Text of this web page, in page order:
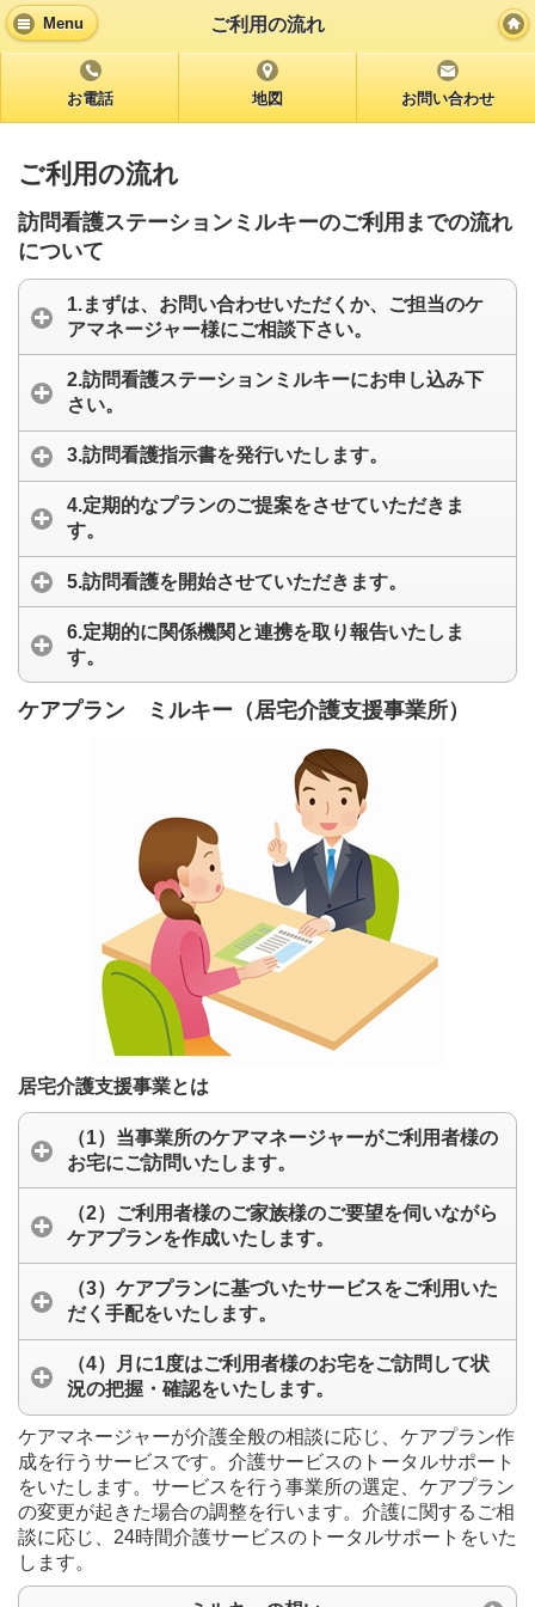
Menu ご利用の流れ
お電話 地図 お問い合わせ
ご利用の流れ
訪問看護ステーションミルキーのご利用までの流れ
について
1.まずは、お問い合わせいただくか、ご担当のケ
アマネージャー様にご相談下さい。
2.訪問看護ステーションミルキーにお申し込み下
さい。
3.訪問看護指示書を発行いたします。
4.定期的なプランのご提案をさせていただきま
す。
5.訪問看護を開始させていただきます。
6.定期的に関係機関と連携を取り報告いたしま
す。
ケアプラン ミルキー（居宅介護支援事業所）
居宅介護支援事業とは
（1）当事業所のケアマネージャーがご利用者様の
お宅にご訪問いたします。
（2）ご利用者様のご家族様のご要望を伺いながら
ケアプランを作成いたします。
（3）ケアプランに基づいたサービスをご利用いた
だく手配をいたします。
（4）月に1度はご利用者様のお宅をご訪問して状
況の把握・確認をいたします。
ケアマネージャーが介護全般の相談に応じ、ケアプラン作
成を行うサービスです。介護サービスのトータルサポート
をいたします。サービスを行う事業所の選定、ケアプラン
の変更が起きた場合の調整を行います。介護に関するご相
談に応じ、24時間介護サービスのトータルサポートをいた
します。